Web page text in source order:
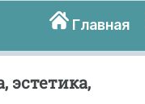
Главная
эстетика,